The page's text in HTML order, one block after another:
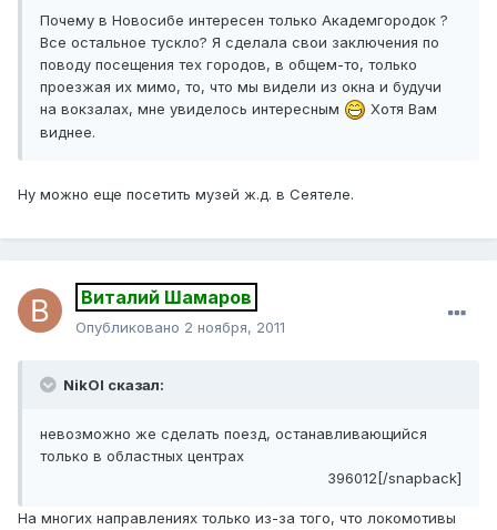
Почему в Новосибе интересен только Академгородок ?
Все остальное тускло? Я сделала свои заключения по
поводу посещения тех городов, в общем-то, только
проезжая их мимо, то, что мы видели из окна и будучи
на вокзалах, мне увиделось интересным
Хотя Вам
виднее.
Ну можно еще посетить музей ж.д. в Сеятеле.
Виталий Шамаров
Опубликовано 2 ноября, 2011
NikOl сказал:
невозможно же сделать поезд, останавливающийся
только в областных центрах
396012[/snapback]
На многих направлениях только из-за того, что локомотивы